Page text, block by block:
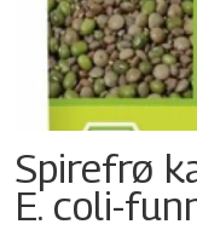
Spirefrø
E. coli-